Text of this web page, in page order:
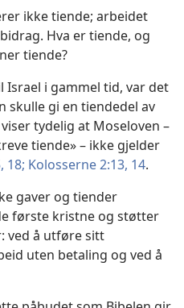
ikke tiende; arbeidet
Hva er tiende, og
tiende?
Israel i gammel tid, var det
skulle gi en tiendedel av
tydelig at Moseloven –
tiende» – ikke gjelder
18; Kolosserne 2:13, 14.
gaver og tiender
første kristne og støtter
ved å utføre sitt
uten betaling og ved å